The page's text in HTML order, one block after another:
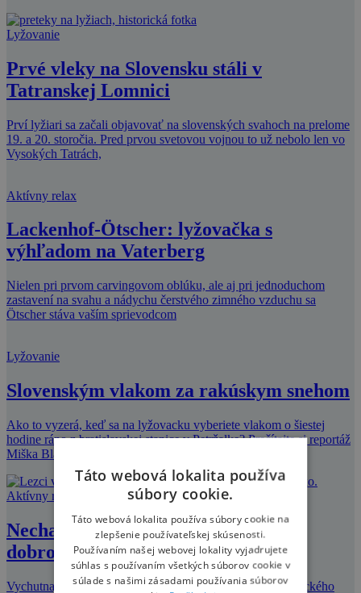
Lyžovanie
Prvé vleky na Slovensku stáli v
Tatranskej Lomnici
Prví lyžiari sa začali objavovať na slovenských svahoch na prelome
19. a 20. storočia. Pred prvou svetovou vojnou to už nebolo len vo
Vysokých Tatrách,
Aktívny relax
Lackenhof-Ötscher: lyžovačka s
výhľadom na Vaterberg
Nielen pri prvom carvingovom oblúku, ale aj pri jednoduchom
zastavení na svahu a nádychu čerstvého zimného vzduchu sa
Ötscher stáva vaším sprievodcom
Lyžovanie
Slovenským vlakom za rakúskym snehom
Ako to vyzerá, keď sa na lyžovacku vyberiete vlakom o šiestej
hodine ráno z bratislavskej stanice v Petržalke? Prečítajte si reportáž
Miška Blaška a
Aktívny relax
Nechajte sa nahovoriť na zimné
dobrodružstvá vo Vysokých Tatrách
Vychutnajte si tatranskú snehovú pokrývku priamo z turistického
Táto webová lokalita používa
súbory cookie.
Táto webová lokalita používa súbory cookie na
zlepšenie používateľskej skúsenosti.
Používaním našej webovej lokality vyjadrujete
súhlas s používaním všetkých súborov cookie v
súlade s našimi zásadami používania súborov